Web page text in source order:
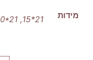
מידות 21*15, a3 – 42*30, a4 – 30*21